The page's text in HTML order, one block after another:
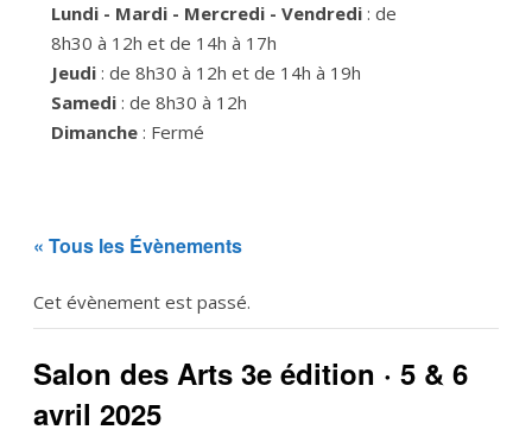
Lundi - Mardi - Mercredi - Vendredi : de
8h30 à 12h et de 14h à 17h
Jeudi : de 8h30 à 12h et de 14h à 19h
Samedi : de 8h30 à 12h
Dimanche : Fermé
« Tous les Évènements
Cet évènement est passé.
Salon des Arts 3e édition · 5 & 6
avril 2025